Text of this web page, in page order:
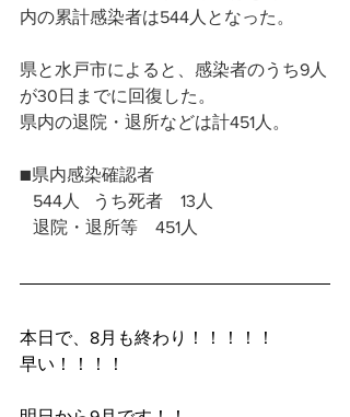
内の累計感染者は544人となった。
県と水戸市によると、感染者のうち9人
が30日までに回復した。
県内の退院・退所などは計451人。
■県内感染確認者
   544人   うち死者　13人
   退院・退所等　451人
本日で、8月も終わり！！！！！
早い！！！！